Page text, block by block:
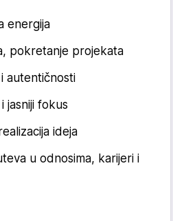
energija
pokretanje projekata
autentičnosti
jasniji fokus
ideja
u odnosima, karijeri i